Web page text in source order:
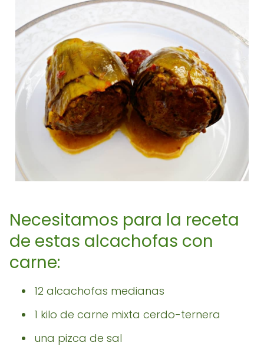
Necesitamos para la receta
de estas alcachofas con
carne:
12 alcachofas medianas
1 kilo de carne mixta cerdo-ternera
una pizca de sal